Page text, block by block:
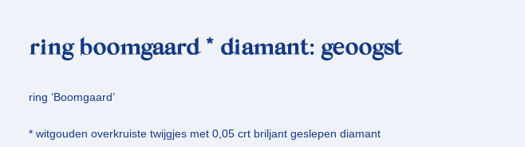
ring boomgaard * diamant: geoogst
ring ‘Boomgaard’
* witgouden overkruiste twijgjes met 0,05 crt briljant geslepen diamant